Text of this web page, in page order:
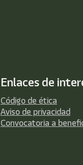
Enlaces de
Código de ética
Aviso de privacidad
Convocatoria a